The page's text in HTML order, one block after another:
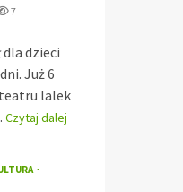
7
dzieci
Już 6
lalek
Czytaj dalej